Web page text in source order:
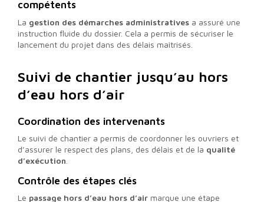
compétents
La gestion des démarches administratives a assuré une
instruction fluide du dossier. Cela a permis de sécuriser le
lancement du projet dans des délais maîtrisés.
Suivi de chantier jusqu’au hors
d’eau hors d’air
Coordination des intervenants
Le suivi de chantier a permis de coordonner les ouvriers et
d’assurer le respect des plans, des délais et de la qualité
d’exécution
Contrôle des étapes clés
Le passage hors d’eau hors d’air marque une étape